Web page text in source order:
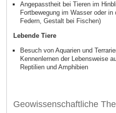
Angepasstheit bei Tieren im
Fortbewegung im Wasser oder
Federn, Gestalt bei Fischen)
Lebende Tiere
Besuch von Aquarien und
Kennenlernen der Lebensweise
Reptilien und Amphibien
Geowissenschaftliche